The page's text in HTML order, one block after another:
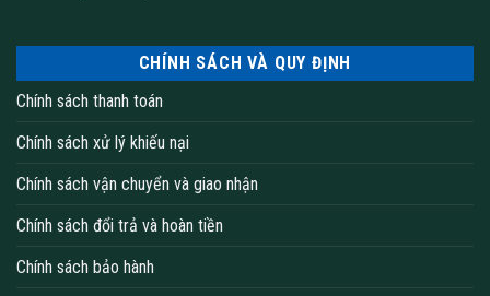
CHÍNH SÁCH VÀ QUY ĐỊNH
Chính sách thanh toán
Chính sách xử lý khiếu nại
Chính sách vận chuyển và giao nhận
Chính sách đổi trả và hoàn tiền
Chính sách bảo hành